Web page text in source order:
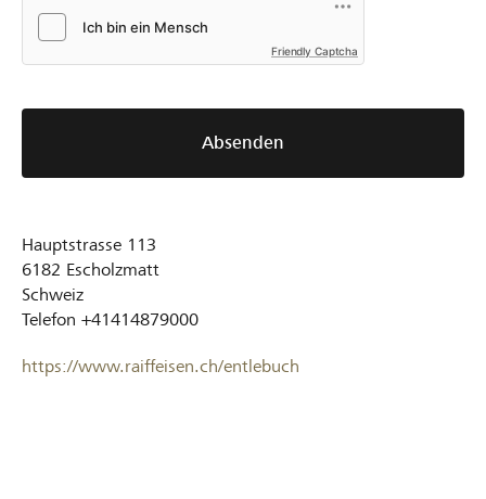
Friendly Captcha
Absenden
Hauptstrasse 113
6182 Escholzmatt
Schweiz
Telefon +41414879000
https://www.raiffeisen.ch/entlebuch